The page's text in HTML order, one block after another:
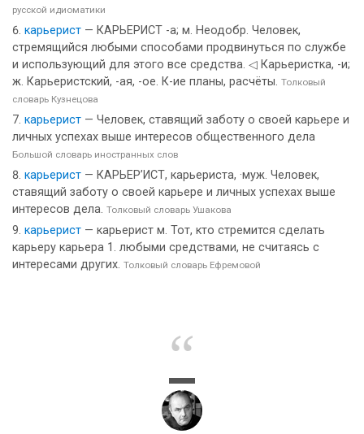
русской идиоматики
карьерист — КАРЬЕРИСТ -а; м. Неодобр. Человек,
стремящийся любыми способами продвинуться по службе
и использующий для этого все средства. ◁ Карьеристка, -и;
ж. Карьеристский, -ая, -ое. К-ие планы, расчёты. Толковый
словарь Кузнецова
карьерист — Человек, ставящий заботу о своей карьере и
личных успехах выше интересов общественного дела
Большой словарь иностранных слов
карьерист — КАРЬЕР’ИСТ, карьериста, ·муж. Человек,
ставящий заботу о своей карьере и личных успехах выше
интересов дела. Толковый словарь Ушакова
карьерист — карьерист м. Тот, кто стремится сделать
карьеру карьера 1. любыми средствами, не считаясь с
интересами других. Толковый словарь Ефремовой